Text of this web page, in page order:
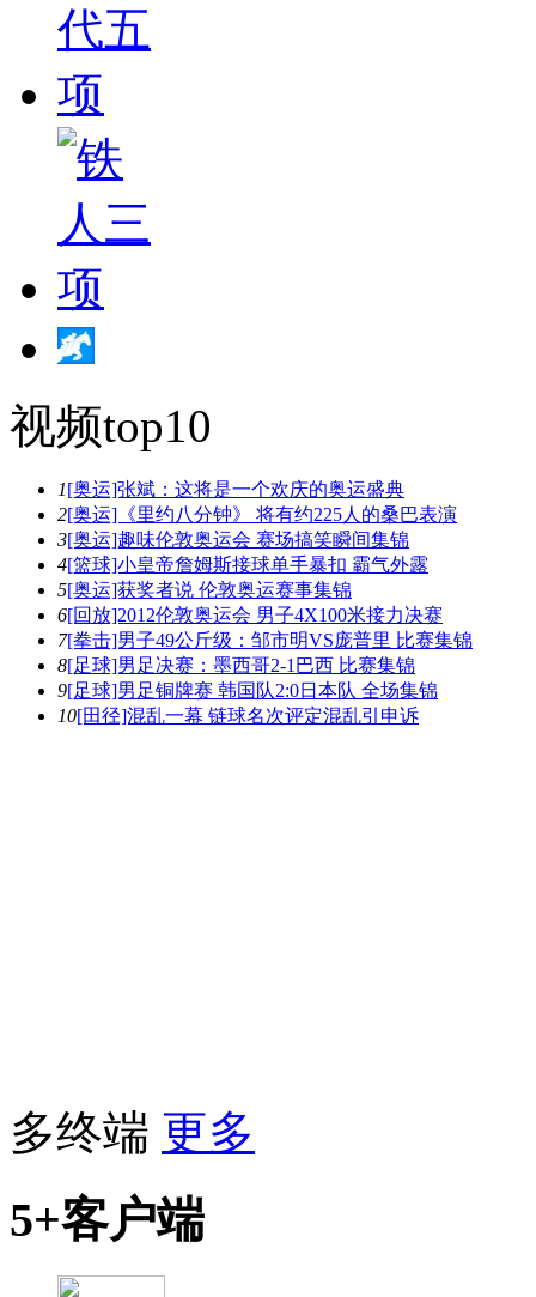
视频top10
1[奥运]张斌：这将是一个欢庆的奥运盛典
2[奥运]《里约八分钟》 将有约225人的桑巴表演
3[奥运]趣味伦敦奥运会 赛场搞笑瞬间集锦
4[篮球]小皇帝詹姆斯接球单手暴扣 霸气外露
5[奥运]获奖者说 伦敦奥运赛事集锦
6[回放]2012伦敦奥运会 男子4X100米接力决赛
7[拳击]男子49公斤级：邹市明VS庞普里 比赛集锦
8[足球]男足决赛：墨西哥2-1巴西 比赛集锦
9[足球]男足铜牌赛 韩国队2:0日本队 全场集锦
10[田径]混乱一幕 链球名次评定混乱引申诉
多终端 更多
5+客户端